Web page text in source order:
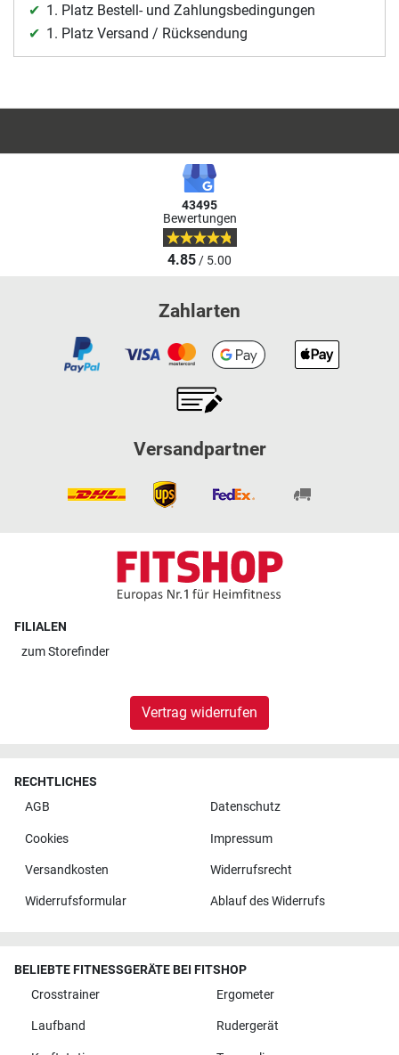
1. Platz Bestell- und Zahlungsbedingungen
1. Platz Versand / Rücksendung
43495
Bewertungen
4.85/ 5.00
Zahlarten
Versandpartner
FILIALEN
zumStorefinder
Vertrag widerrufen
RECHTLICHES
AGB
Datenschutz
Cookies Impressum
Versandkosten Widerrufsrecht
Widerrufsformular Ablauf des Widerrufs
BELIEBTE FITNESSGERÄTE BEI FITSHOP
Crosstrainer
Ergometer
Laufband Rudergerät